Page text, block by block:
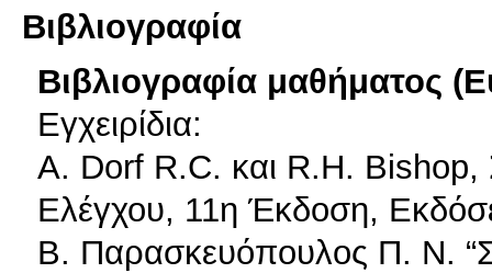
Βιβλιογραφία
Βιβλιογραφία μαθήματος
Εγχειρίδια:
Α. Dorf R.C. και R.H.
Ελέγχου, 11η Έκδοση,
Β. Παρασκευόπουλος Π. Ν.